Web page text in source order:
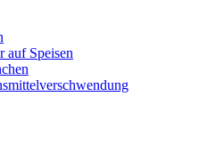
auf Speisen